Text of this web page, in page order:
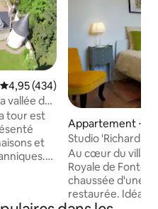
Évaluation moyenne sur la
4,95 (434)
vallée de
tour est
et
du
Appartement ⋅
l'Abbaye
Studio 'Richard
chaussée
Au cœur du
Royale de
chaussée d'une
restaurée.